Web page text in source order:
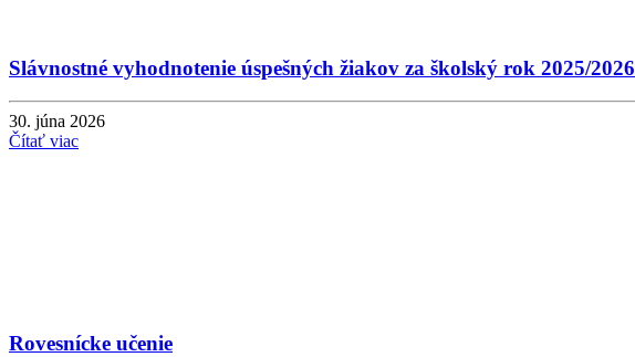
Slávnostné vyhodnotenie úspešných žiakov za školský rok 2025/2026
30. júna 2026
Čítať viac
Rovesnícke učenie